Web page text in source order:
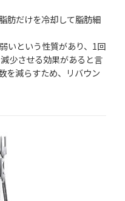
肪だけを冷却して脂肪細
いという性質があり、1回
少させる効果があると言
を減らすため、リバウン